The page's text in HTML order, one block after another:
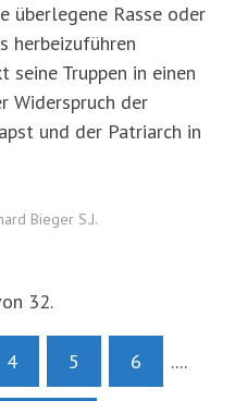
überlegene Rasse oder
herbeizuführen
Truppen in einen
Widerspruch der
und der Patriarch in
Bieger S.J.
32.
4 5 6 ....